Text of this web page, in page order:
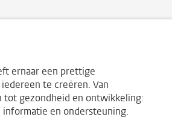
ernaar een prettige
te creëren. Van
tot gezondheid en ontwikkeling:
en ondersteuning.